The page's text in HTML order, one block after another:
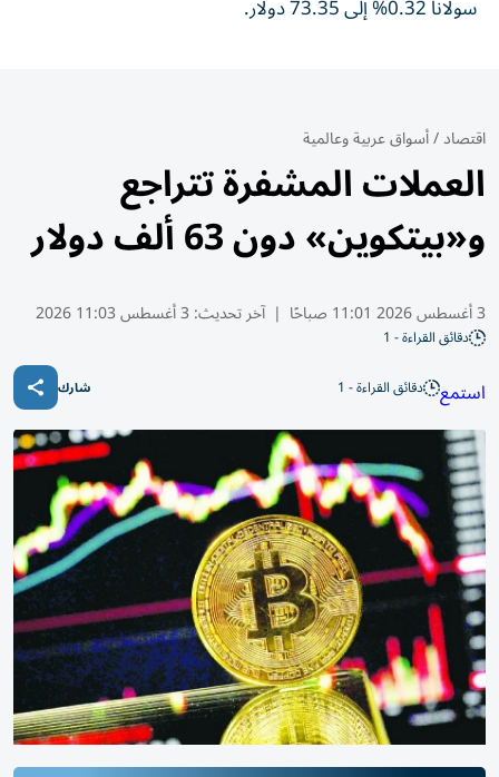
سولانا 0.32% إلى 73.35 دولار.
اقتصاد/أسواق عربية وعالمية
العملات المشفرة تتراجع
و«بيتكوين» دون 63 ألف دولار
3 أغسطس 2026 11:01 صباحًا | آخر تحديث: 3 أغسطس 11:03 2026
دقائق القراءة - 1
استمع دقائق القراءة - 1 شارك